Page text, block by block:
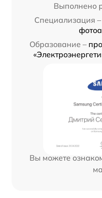
Выполнено
Специализация –
Образование –
Вы можете